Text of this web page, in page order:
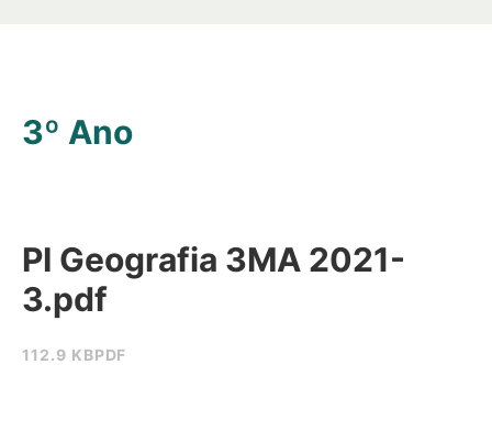
3º Ano
112.9 KBPDF
PI Geografia 3MA 2021-
3.pdf